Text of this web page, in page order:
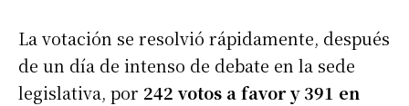
La votación se resolvió rápidamente, después
de un día de intenso de debate en la sede
legislativa, por 242 votos a favor y 391 en